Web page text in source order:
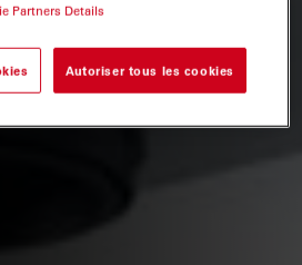
Partners Details
Autoriser tous les cookies